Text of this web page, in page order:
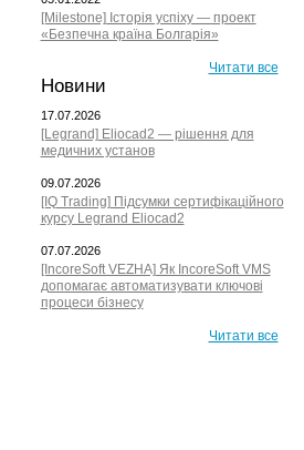
[Milestone] Історія успіху — проект
«Безпечна країна Болгарія»
Читати все
Новини
17.07.2026
[Legrand] Eliocad2 — рішення для
медичних установ
09.07.2026
[IQ Trading] Підсумки сертифікаційного
курсу Legrand Eliocad2
07.07.2026
[IncoreSoft VEZHA] Як IncoreSoft VMS
допомагає автоматизувати ключові
процеси бізнесу
Читати все